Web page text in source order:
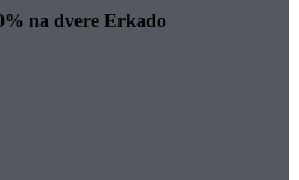
na dvere Erkado